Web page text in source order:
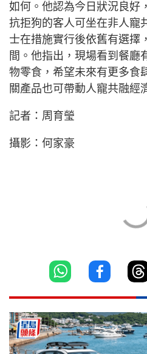
如何。他認為今日狀況良好
抗拒狗的客人可坐在非人寵
士在措施實行後依舊有選擇
間。他指出，現場看到餐廳
物零食，希望未來有更多食
關產品也可帶動人寵共融經
記者：周育瑩
攝影：何家豪